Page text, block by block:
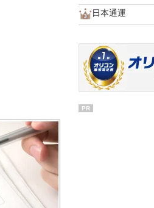
日本通運
PR